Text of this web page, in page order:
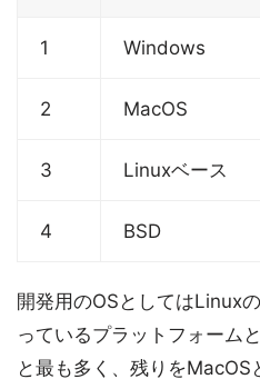
1 Windows
2 MacOS
3 Linuxベース
4 BSD
開発用のOSとしてはLinux
っているプラットフォーム
と最も多く、残りをMacOS